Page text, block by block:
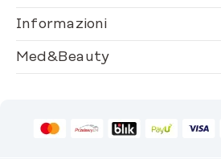
Informazioni
Med&Beauty